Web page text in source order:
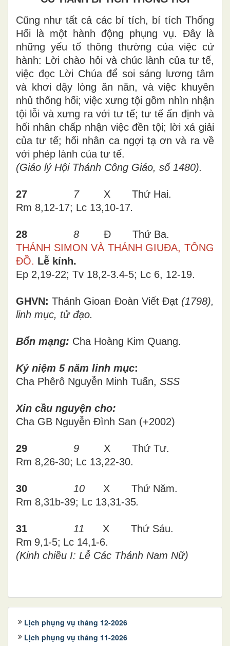
Cũng như tất cả các bí tích, bí tích Thống
Hối là một hành động phụng vụ. Đây là
những yếu tố thông thường của việc cử
hành: Lời chào hỏi và chúc lành của tư tế,
việc đọc Lời Chúa để soi sáng lương tâm
và khơi dậy lòng ăn năn, và việc khuyên
nhủ thống hối; việc xưng tội gồm nhìn nhận
tội lỗi và xưng ra với tư tế; tư tế ấn định và
hối nhân chấp nhận việc đền tội; lời xá giải
của tư tế; hối nhân ca ngợi tạ ơn và ra về
với phép lành của tư tế.
(Giáo lý Hội Thánh Công Giáo, số 1480).
27 7X Thứ Hai.
Rm 8,12-17; Lc 13,10-17.
28 8 Đ Thứ Ba.
THÁNH SIMON VÀ THÁNH GIUĐA, TÔNG
ĐỒ. Lễ kính.
Ep 2,19-22; Tv 18,2-3.4-5; Lc 6, 12-19.
GHVN:Thánh Gioan Đoàn Viết Đạt (1798),
linh mục, tử đạo.
Bổn mạng: Cha Hoàng Kim Quang.
Kỷ niệm 5năm linh mục:
Cha Phêrô Nguyễn Minh Tuấn, SSS
Xin cầu nguyện cho:
Cha GB Nguyễn Đình San (+2002)
29 9 X Thứ Tư.
Rm 8,26-30; Lc 13,22-30.
30 10 X Thứ Năm.
Rm 8,31b-39; Lc 13,31-35.
31 11 X Thứ Sáu.
Rm 9,1-5; Lc 14,1-6.
(Kinh chiều I: Lễ Các Thánh Nam Nữ)
Lịch phụng vụ tháng 12-2026
Lịch phụng vụ tháng 11-2026